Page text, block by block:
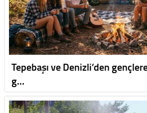
Tepebaşı ve Denizli’den
g…